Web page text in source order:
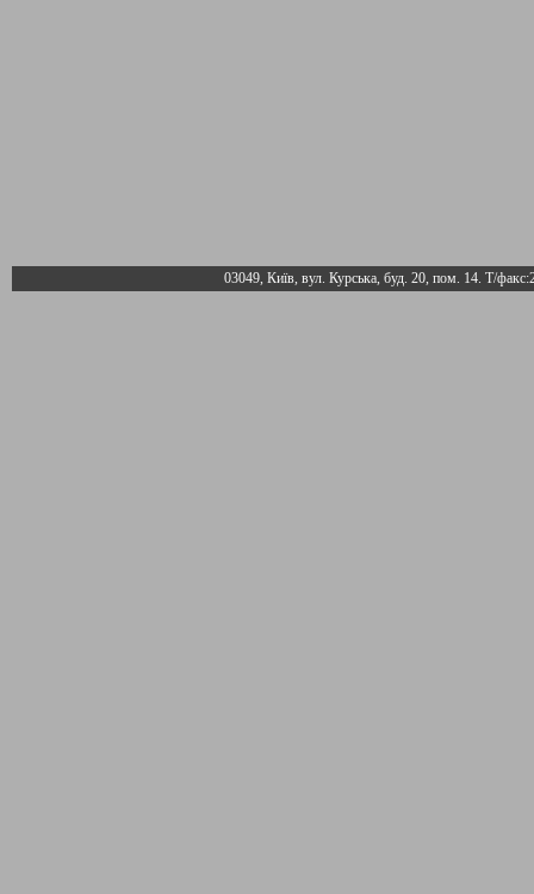
03049, Київ, вул. Курська, буд. 20, пом. 14. Т/